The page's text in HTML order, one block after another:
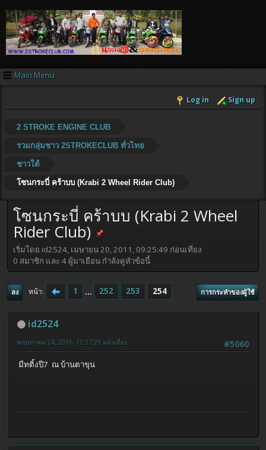
Main Menu
Log in Sign up
2 STROKE ENGINE CLUB
รวมกลุ่มชาว 2STROKECLUB ทั่วไทย
ชาวใต้
โซนกระบี่ คร้าบบ (Krabi 2 Wheel Rider Club)
โซนกระบี่ คร้าบบ (Krabi 2 Wheel
Rider Club)
เริ่มโดย id2524, เมษายน 20, 2011, 09:25:49 ก่อนเที่ยง
0 สมาชิก และ 4 ผู้มาเยือน กำลังดูหัวข้อนี้
ลง หน้า 1 ... 252 253 254 การกระทำของผู้ใช้
id2524
#5060
พฤษภาคม 24, 2016, 12:17:29 หลังเที่ยง
มีทติ้งปี7 ณ บ้านตาขุน